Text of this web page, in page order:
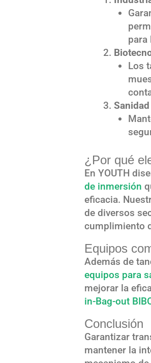
para
Los
¿Por qué
En YOUTH
de inmersión
eficacia.
de diversos
cumplimiento
Equipos
Además de
equipos para
mejorar la
in-Bag-out
Conclusión
Garantizar
mantener la